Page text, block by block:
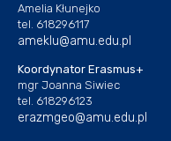
Amelia Kłunejko
tel. 618296117
ameklu@amu.edu.pl
Koordynator Erasmus+
mgr Joanna Siwiec
tel. 618296123
erazmgeo@amu.edu.pl